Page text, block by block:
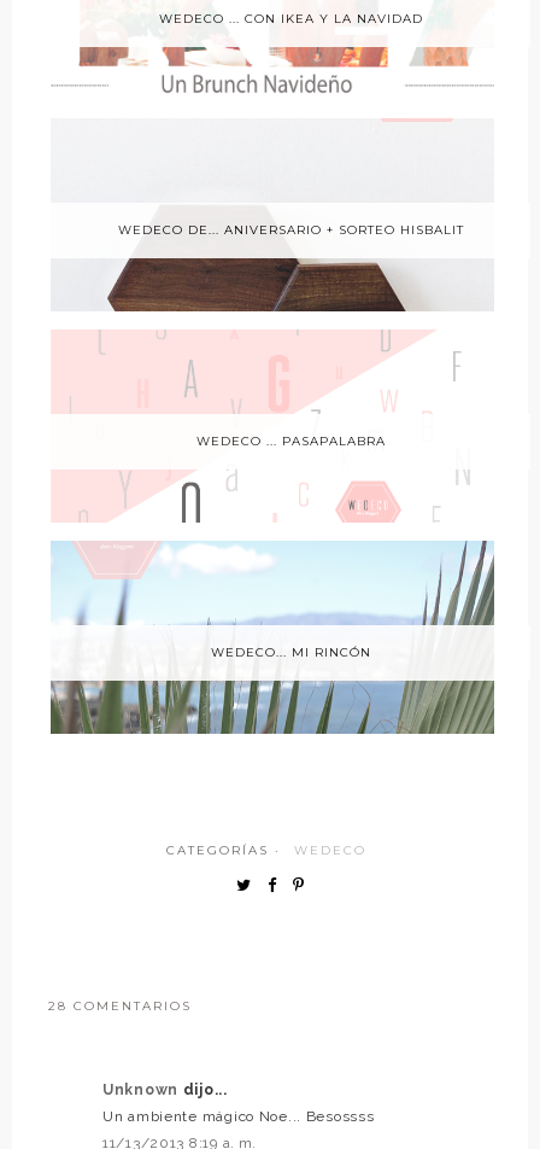
WEDECO ... CON IKEA Y LA NAVIDAD
WEDECO DE... ANIVERSARIO + SORTEO HISBALIT
WEDECO ... PASAPALABRA
WEDECO... MI RINCÓN
CATEGORÍAS · WEDECO
28 COMENTARIOS
Unknown dijo...
Un ambiente mágico Noe... Besossss
11/13/2013 8:19 a. m.